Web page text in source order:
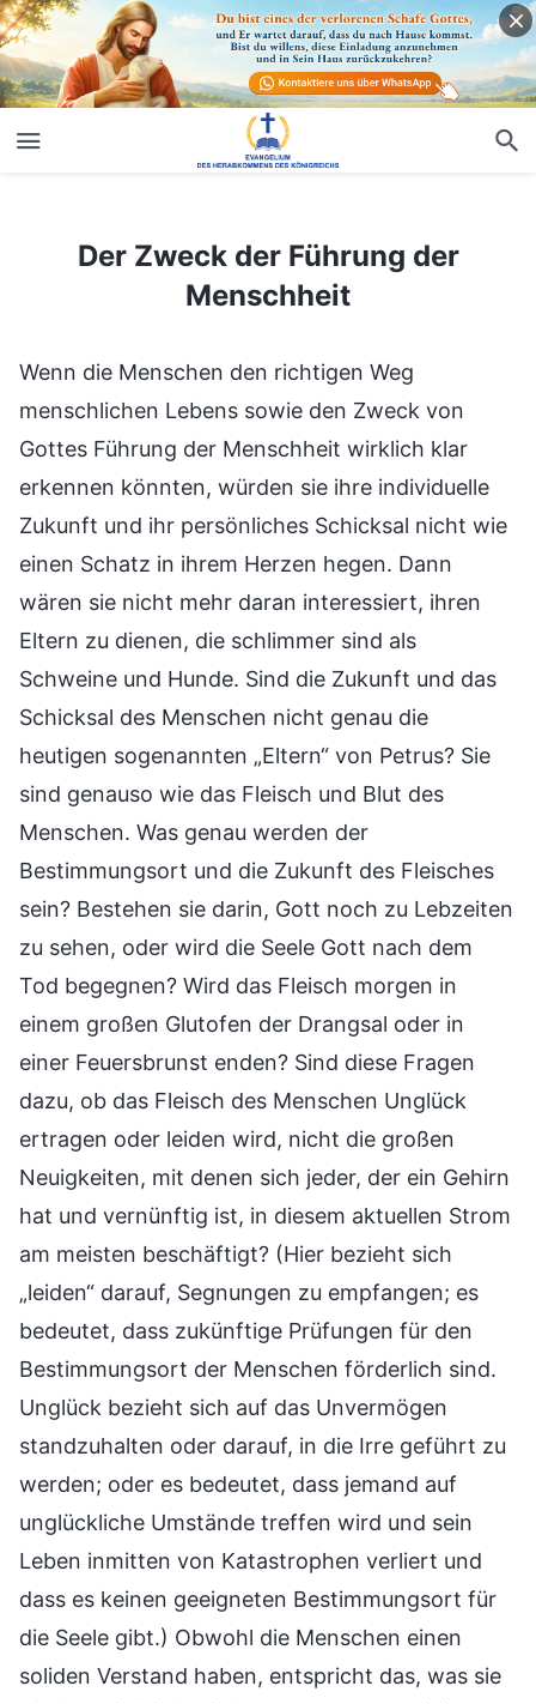
Der Zweck der Führung der Menschheit
Der Zweck der Führung der
Menschheit
Wenn die Menschen den richtigen Weg
menschlichen Lebens sowie den Zweck von
Gottes Führung der Menschheit wirklich klar
erkennen könnten, würden sie ihre individuelle
Zukunft und ihr persönliches Schicksal nicht wie
einen Schatz in ihrem Herzen hegen. Dann
wären sie nicht mehr daran interessiert, ihren
Eltern zu dienen, die schlimmer sind als
Schweine und Hunde. Sind die Zukunft und das
Schicksal des Menschen nicht genau die
heutigen sogenannten „Eltern“ von Petrus? Sie
sind genauso wie das Fleisch und Blut des
Menschen. Was genau werden der
Bestimmungsort und die Zukunft des Fleisches
sein? Bestehen sie darin, Gott noch zu Lebzeiten
zu sehen, oder wird die Seele Gott nach dem
Tod begegnen? Wird das Fleisch morgen in
einem großen Glutofen der Drangsal oder in
einer Feuersbrunst enden? Sind diese Fragen
dazu, ob das Fleisch des Menschen Unglück
ertragen oder leiden wird, nicht die großen
Neuigkeiten, mit denen sich jeder, der ein Gehirn
hat und vernünftig ist, in diesem aktuellen Strom
am meisten beschäftigt? (Hier bezieht sich
„leiden“ darauf, Segnungen zu empfangen; es
bedeutet, dass zukünftige Prüfungen für den
Bestimmungsort der Menschen förderlich sind.
Unglück bezieht sich auf das Unvermögen
standzuhalten oder darauf, in die Irre geführt zu
werden; oder es bedeutet, dass jemand auf
unglückliche Umstände treffen wird und sein
Leben inmitten von Katastrophen verliert und
dass es keinen geeigneten Bestimmungsort für
die Seele gibt.) Obwohl die Menschen einen
soliden Verstand haben, entspricht das, was sie